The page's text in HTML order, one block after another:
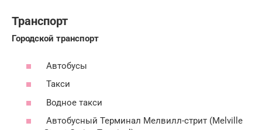
Транспорт
Городской транспорт
Автобусы
Такси
Водное такси
Автобусный Терминал Мелвилл-стрит (Melville